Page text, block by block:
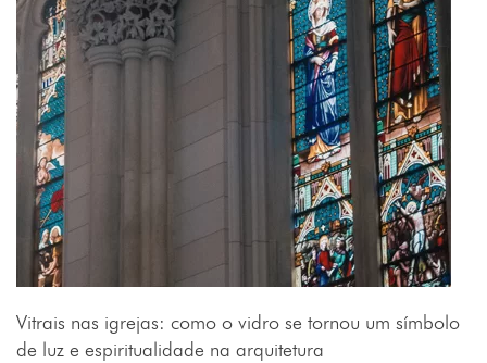
Vitrais nas igrejas: como o vidro se tornou um símbolo
de luz e espiritualidade na arquitetura